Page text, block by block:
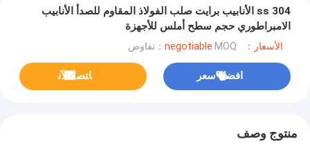
304 ss الأنابيب برايت صلب الفولاذ المقاوم للصدأ الأنابيب
الامبراطوري حجم سطح أملس للأجهزة
الأسعار：negotiable MOQ：تفاوض
افضل سعر ﺎﺘﺼﻟ ﺍﻶﻧ
منتوج وصف